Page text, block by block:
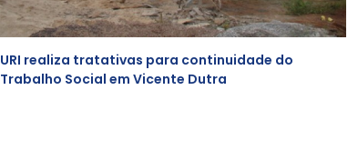
URI realiza tratativas para continuidade do
Trabalho Social em Vicente Dutra